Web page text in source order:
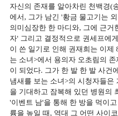
자신의 존재를 알아차린 천백경(
에서, 그가 남긴 '황금 물고기는
의미심장한 한 마디와, 그에 근거
자' 그리고 결정적으로 권세프에
이 쓴 일기로 인해 권재희는 이제
는 소녀>에서 용의자 오초림의
이 되었다. 그가 한 발 한 발 사건
냄새를 보는 소녀>의 시청자들은
을 기대하고 잠복해 있던 병원의
'이벤트 남'을 통해 한 방을 먹이
륨을 높일 때, 역대 그 어떤 사이